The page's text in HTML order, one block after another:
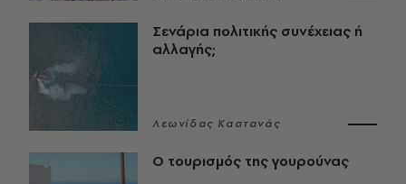
Σενάρια πολιτικής συνέχειας ή
αλλαγής;
Λεωνίδας Καστανάς
Ο τουρισμός της γουρούνας